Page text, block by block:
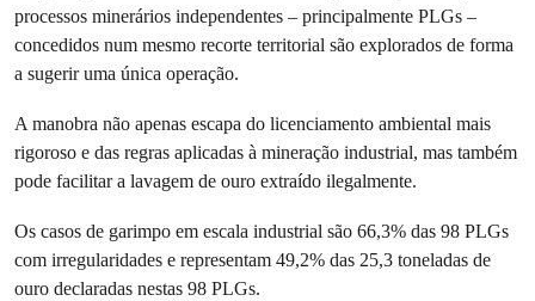
processos minerários independentes – principalmente PLGs –
concedidos num mesmo recorte territorial são explorados de forma
a sugerir uma única operação.
A manobra não apenas escapa do licenciamento ambiental mais
rigoroso e das regras aplicadas à mineração industrial, mas também
pode facilitar a lavagem de ouro extraído ilegalmente.
Os casos de garimpo em escala industrial são 66,3% das 98 PLGs
com irregularidades e representam 49,2% das 25,3 toneladas de
ouro declaradas nestas 98 PLGs.